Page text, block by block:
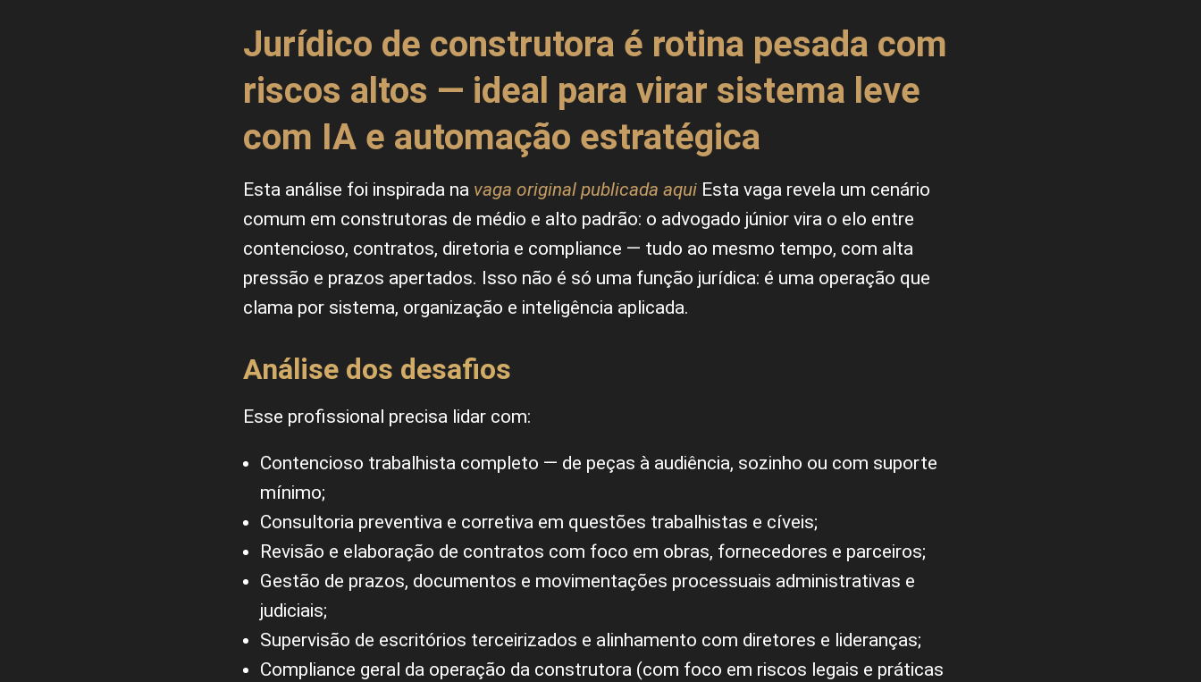
Jurídico de construtora é rotina pesada com
riscos altos — ideal para virar sistema leve
com IA e automação estratégica
Esta análise foi inspirada na vaga original publicada aqui Esta vaga revela um cenário
comum em construtoras de médio e alto padrão: o advogado júnior vira o elo entre
contencioso, contratos, diretoria e compliance — tudo ao mesmo tempo, com alta
pressão e prazos apertados. Isso não é só uma função jurídica: é uma operação que
clama por sistema, organização e inteligência aplicada.
Análise dos desafios
Esse profissional precisa lidar com:
Contencioso trabalhista completo — de peças à audiência, sozinho ou com suporte
mínimo;
Consultoria preventiva e corretiva em questões trabalhistas e cíveis;
Revisão e elaboração de contratos com foco em obras, fornecedores e parceiros;
Gestão de prazos, documentos e movimentações processuais administrativas e
judiciais;
Supervisão de escritórios terceirizados e alinhamento com diretores e lideranças;
Compliance geral da operação da construtora (com foco em riscos legais e práticas